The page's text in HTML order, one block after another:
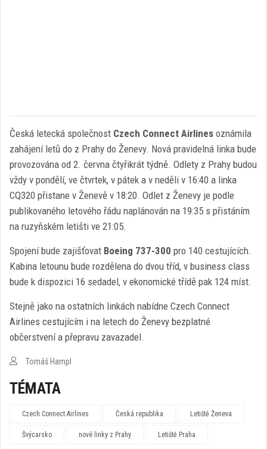
Česká letecká společnost Czech Connect Airlines oznámila
zahájení letů do z Prahy do Ženevy. Nová pravidelná linka bude
provozována od 2. června čtyřikrát týdně. Odlety z Prahy budou
vždy v pondělí, ve čtvrtek, v pátek a v neděli v 16:40 a linka
CQ320 přistane v Ženevě v 18:20. Odlet z Ženevy je podle
publikovaného letového řádu naplánován na 19:35 s přistáním
na ruzyňském letišti ve 21:05.
Spojení bude zajišťovat Boeing 737-300 pro 140 cestujících.
Kabina letounu bude rozdělena do dvou tříd, v business class
bude k dispozici 16 sedadel, v ekonomické třídě pak 124 míst.
Stejně jako na ostatních linkách nabídne Czech Connect
Airlines cestujícím i na letech do Ženevy bezplatné
občerstvení a přepravu zavazadel.
Tomáš Hampl
TÉMATA
Czech Connect Airlines Česká republika Letiště Ženeva
Švýcarsko nové linky z Prahy Letiště Praha